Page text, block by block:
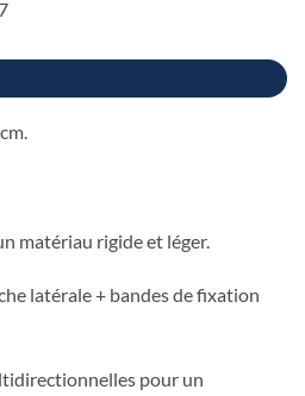
matériau rigide et léger.
latérale + bandes de fixation
pour un